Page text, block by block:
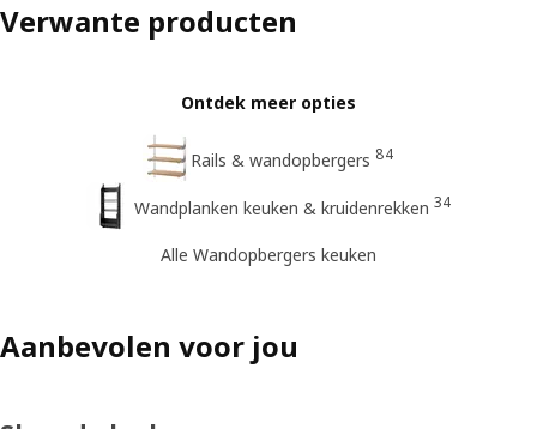
Verwante producten
Ontdek meer opties
Rails & wandopbergers 84
Wandplanken keuken & kruidenrekken 34
Alle Wandopbergers keuken
Aanbevolen voor jou